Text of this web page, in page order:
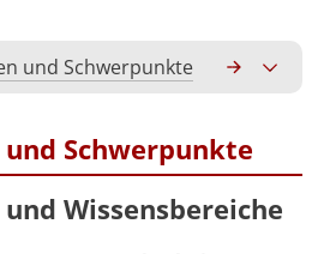
und Schwerpunkte
Schwerpunkte
Wissensbereiche